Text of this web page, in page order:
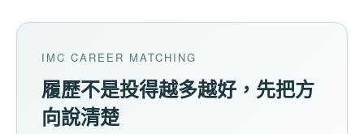
IMC CAREER MATCHING
履歷不是投得越多越好，先把方
向說清楚